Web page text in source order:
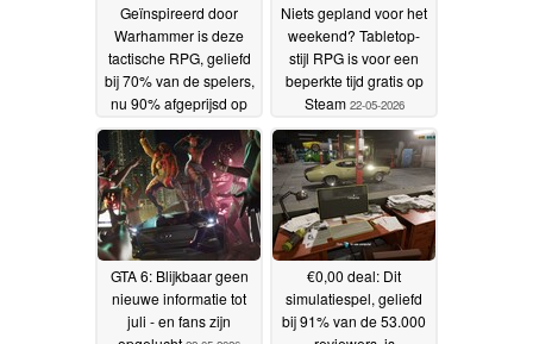
Geïnspireerd door
Warhammer is deze
tactische RPG, geliefd
bij 70% van de spelers,
nu 90% afgeprijsd op
Steam23-05-2026
Niets gepland voor het
weekend? Tabletop-
stijl RPG is voor een
beperkte tijd gratis op
Steam 22-05-2026
GTA 6: Blijkbaar geen
nieuwe informatie tot
juli - en fans zijn
€0,00 deal: Dit
simulatiespel, geliefd
bij 91% van de 53.000